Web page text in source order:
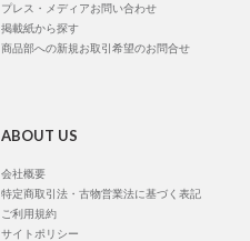
プレス・メディアお問い合わせ
掲載紙から探す
商品部への新規お取引希望のお問合せ
ABOUT US
会社概要
特定商取引法・古物営業法に基づく表記
ご利用規約
サイトポリシー